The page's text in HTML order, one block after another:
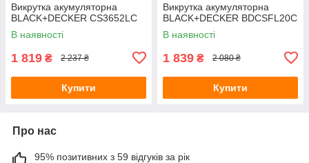
Викрутка акумуляторна
BLACK+DECKER CS3652LC
В наявності
1 819 ₴ 2 237 ₴
Купити
Викрутка акумуляторна
BLACK+DECKER BDCSFL20C
В наявності
1 839 ₴ 2 080 ₴
Купити
Про нас
95% позитивних з 59 відгуків за рік